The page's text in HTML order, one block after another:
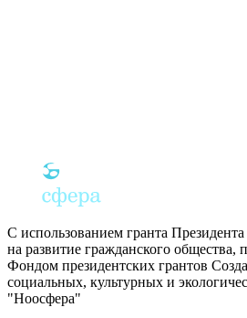
С использованием гранта
на развитие гражданского общества,
Фондом президентских грантов
социальных, культурных и
"Ноосфера"